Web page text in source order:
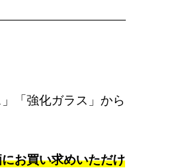
「強化ガラス」から
お買い求めいただけ